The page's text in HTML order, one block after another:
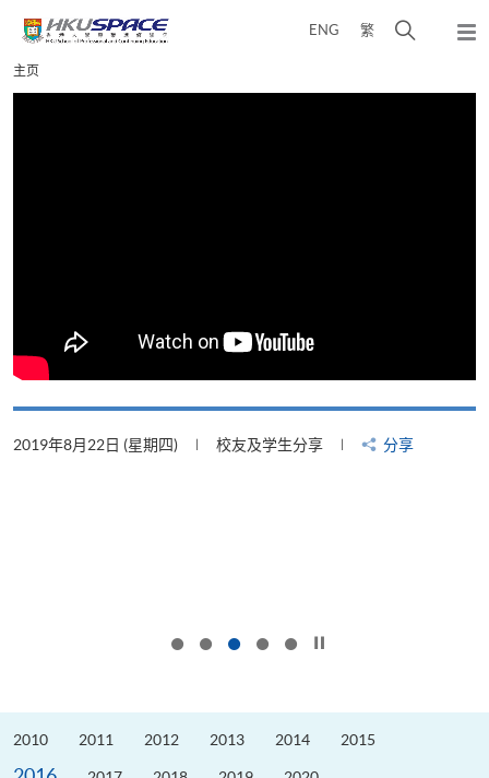
content
ENG 繁
弹
Main
content
主页
2019年8月22日 (星期四) 校友及学生分享 分享
2010 2011 2012 2013 2014 2015